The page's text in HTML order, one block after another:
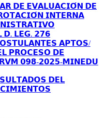
𝗗𝗘 𝗘𝗩𝗔𝗟𝗨𝗔𝗖𝗜𝗢́𝗡 𝗗𝗘
𝗜𝗡𝗧𝗘𝗥𝗡𝗔
𝗟𝗘𝗚. 𝟮𝟳𝟲
𝗔𝗣𝗧𝗢𝗦/
𝗣𝗥𝗢𝗖𝗘𝗦𝗢 𝗗𝗘
𝟬𝟵𝟴-𝟮𝟬𝟮𝟱-𝗠𝗜𝗡𝗘𝗗𝗨
𝗗𝗘𝗟